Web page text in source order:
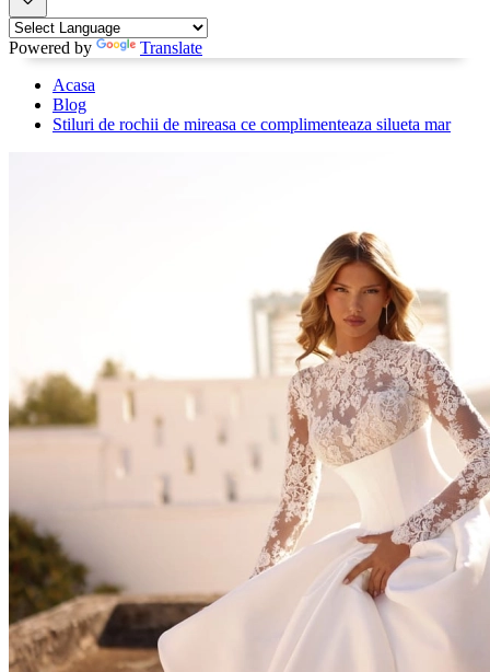
Powered by
Translate
Acasa
Blog
Stiluri de rochii de mireasa ce complimenteaza silueta mar